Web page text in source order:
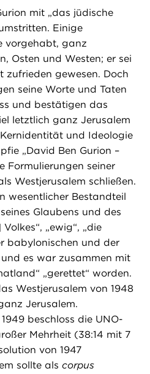
mit „das jüdische
Einige
vorgehabt, ganz
Osten und Westen; er sei
zufrieden gewesen. Doch
seine Worte und Taten
und bestätigen das
letztlich ganz Jerusalem
und Ideologie
„David Ben Gurion –
Formulierungen seiner
Westjerusalem schließen.
wesentlicher Bestandteil
Glaubens und des
„ewig“, „die
babylonischen und der
und es war zusammen mit
„gerettet“ worden.
Westjerusalem von 1948
Jerusalem.
beschloss die UNO-
Mehrheit (38:14 mit 7
von 1947
sollte alscorpus